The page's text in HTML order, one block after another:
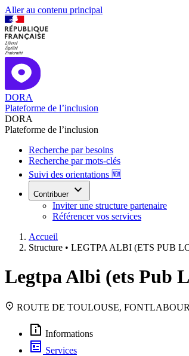
Aller au contenu principal
DORA
Plateforme de l’inclusion
DORA
Plateforme de l’inclusion
Recherche par besoins
Recherche par mots-clés
Suivi des orientations 🆕
Contribuer
Inviter une structure partenaire
Référencer vos services
Accueil
Structure • LEGTPA ALBI (ETS PUB
Legtpa Albi (ets Pub
ROUTE DE TOULOUSE,
Informations
Services